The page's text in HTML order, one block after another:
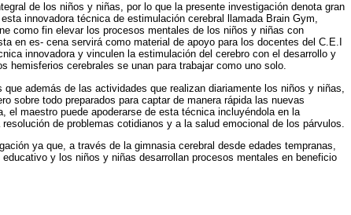
de los niños y niñas, por lo que la presente investigación denota gran
innovadora técnica de estimulación cerebral llamada Brain Gym,
como fin elevar los procesos mentales de los niños y niñas con
en es- cena servirá como material de apoyo para los docentes del C.E.I
innovadora y vinculen la estimulación del cerebro con el desarrollo y
hemisferios cerebrales se unan para trabajar como uno solo.
además de las actividades que realizan diariamente los niños y niñas,
sobre todo preparados para captar de manera rápida las nuevas
el maestro puede apoderarse de esta técnica incluyéndola en la
de problemas cotidianos y a la salud emocional de los párvulos.
ya que, a través de la gimnasia cerebral desde edades tempranas,
y los niños y niñas desarrollan procesos mentales en beneficio